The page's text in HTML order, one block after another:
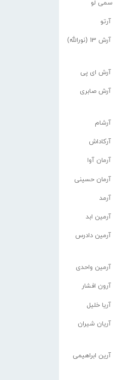
سمی لو
آرتو
آرش 13 (نورالله)
آرش ای پی
آرش صابری
آرشام
آرکاداش
آرمان آوا
آرمان حسینی
آرمد
آرمین ابد
آرمین دادرس
آرمین واحدی
آرون افشار
آریا خلیل
آریان شیران
آرین ابراهیمی